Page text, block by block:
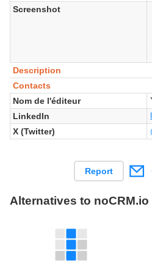
Screenshot
Description
Contacts
Nom de l'éditeur
LinkedIn
X (Twitter)
Report
Alternatives to noCRM.io